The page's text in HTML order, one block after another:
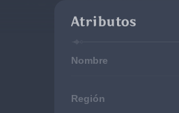
Atributos
Nombre
Región